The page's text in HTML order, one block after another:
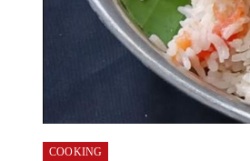
COOKING